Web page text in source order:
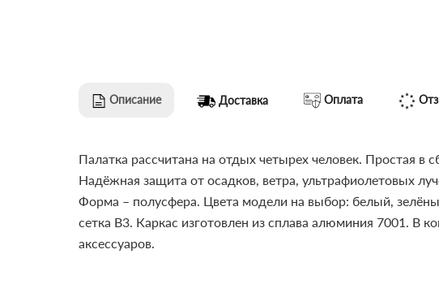
Описание Доставка Оплата
Палатка рассчитана на отдых четырех человек. Простая
Надёжная защита от осадков, ветра, ультрафиолетовых
Форма – полусфера. Цвета модели на выбор: белый,
сетка B3. Каркас изготовлен из сплава алюминия 7001. В
аксессуаров.